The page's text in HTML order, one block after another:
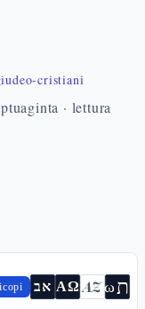
cristiani
· lettura
אב ΑΩ AZωת